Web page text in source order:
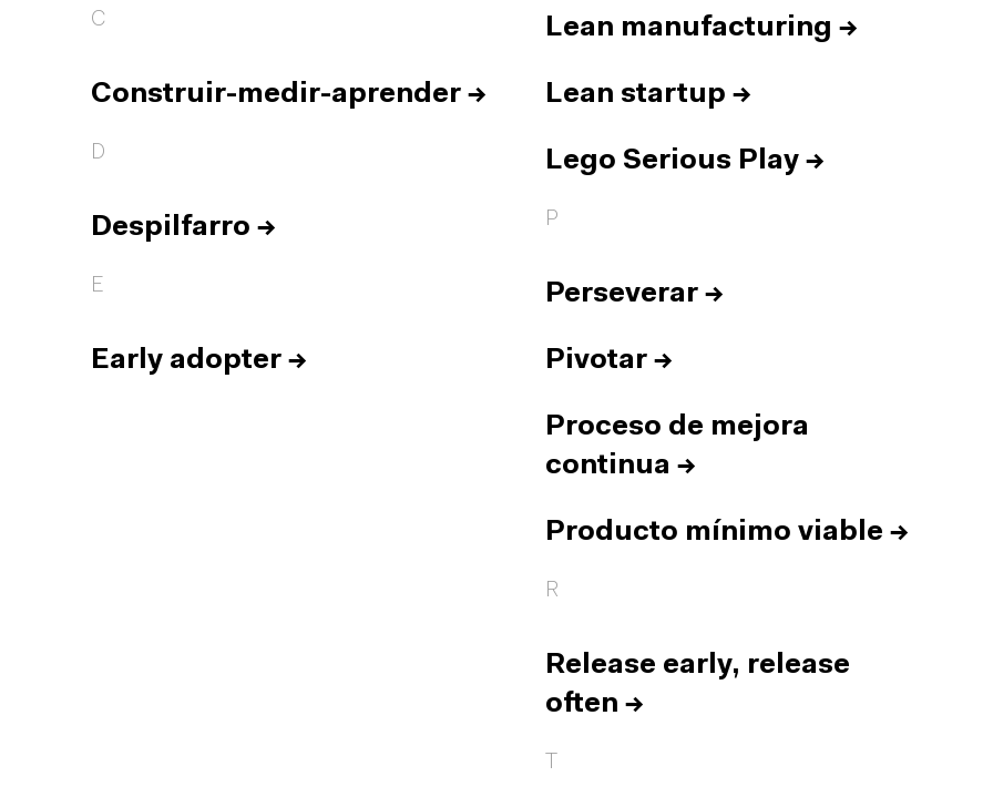
C
Construir-medir-aprender →
D
Despilfarro →
E
Early adopter →
Lean manufacturing →
Lean startup →
Lego Serious Play →
P
Perseverar →
Pivotar →
Proceso de mejora
continua →
Producto mínimo viable →
R
Release early, release
often →
T